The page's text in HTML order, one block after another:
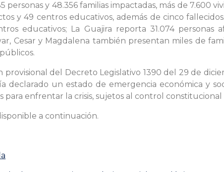
y 48.356 familias impactadas, más de 7.600
y 49 centros educativos, además de cinco
educativos; La Guajira reporta 31.074 personas
Cesar y Magdalena también presentan miles de
provisional del Decreto Legislativo 1390 del 29 de
declarado un estado de emergencia económica y
para enfrentar la crisis, sujetos al control
a continuación.